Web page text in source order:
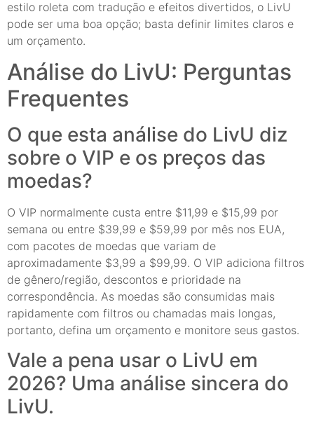
estilo roleta com tradução e efeitos divertidos, o LivU
pode ser uma boa opção; basta definir limites claros e
um orçamento.
Análise do LivU: Perguntas
Frequentes
O que esta análise do LivU diz
sobre o VIP e os preços das
moedas?
O VIP normalmente custa entre $11,99 e $15,99 por
semana ou entre $39,99 e $59,99 por mês nos EUA,
com pacotes de moedas que variam de
aproximadamente $3,99 a $99,99. O VIP adiciona filtros
de gênero/região, descontos e prioridade na
correspondência. As moedas são consumidas mais
rapidamente com filtros ou chamadas mais longas,
portanto, defina um orçamento e monitore seus gastos.
Vale a pena usar o LivU em
2026? Uma análise sincera do
LivU.